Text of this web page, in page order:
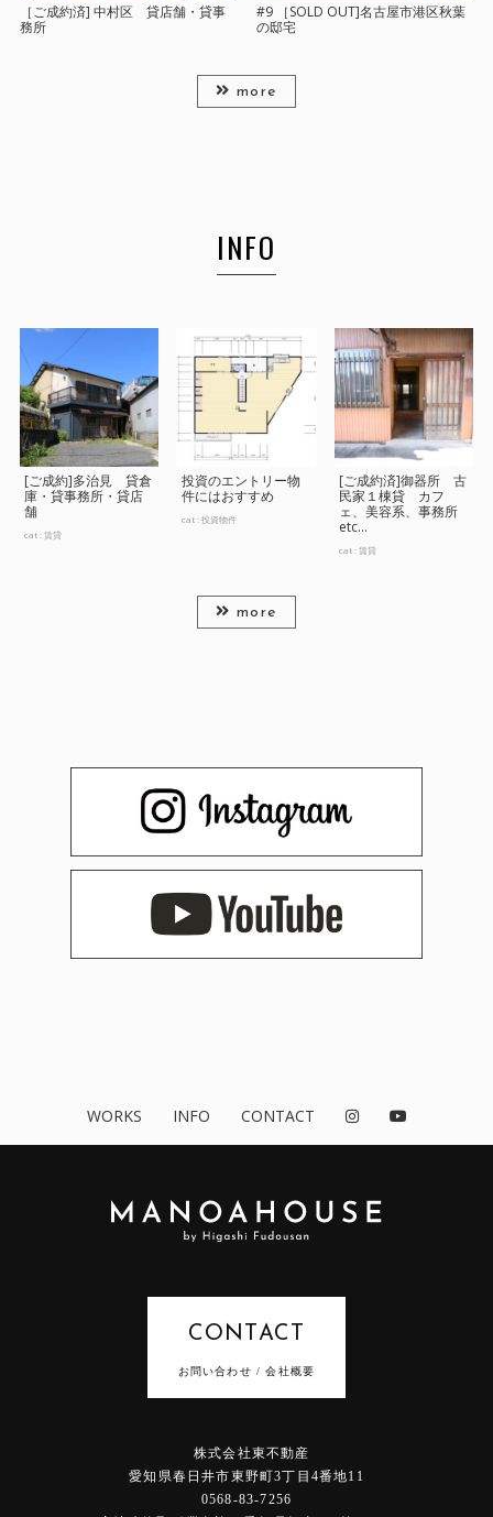
［ご成約済] 中村区 貸店舗・貸事
務所
#9 ［SOLD OUT]名古屋市港区秋葉
の邸宅
more
INFO
[ご成約]多治見 貸倉
庫・貸事務所・貸店
舗
cat :賃貸
投資のエントリー物
件にはおすすめ
cat :投資物件
[ご成約済]御器所 古
民家１棟貸 カフ
ェ、美容系、事務所
etc...
cat :賃貸
more
WORKS INFO CONTACT
CONTACT
お問い合わせ / 会社概要
株式会社東不動産
愛知県春日井市東野町3丁目4番地11
0568-83-7256